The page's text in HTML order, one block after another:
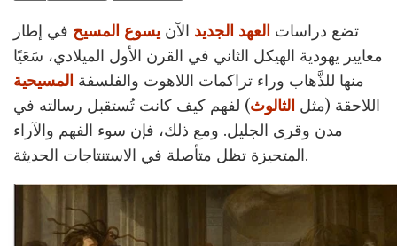
تضع دراسات العهد الجديد الآن يسوع المسيح في إطار
معايير يهودية الهيكل الثاني في القرن الأول الميلادي، سَعَيًا
منها للذَّهاب وراء تراكمات اللاهوت والفلسفة المسيحية
اللاحقة (مثل الثالوث) لفهم كيف كانت تُستقبل رسالته في
مدن وقرى الجليل. ومع ذلك، فإن سوء الفهم والآراء
المتحيزة تظل متأصلة في الاستنتاجات الحديثة.